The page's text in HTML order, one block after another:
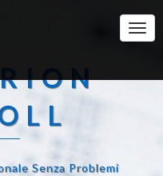
Senza Problemi